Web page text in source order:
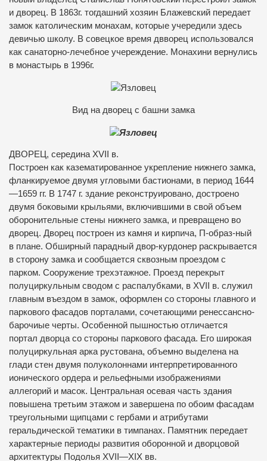
и дворец. В 1863г. тогдашний хозяин Блажевский передает
замок католическим монахам, которые учередили здесь
девичью школу. В совецкое время двворец использовался
как санаторно-лечебное учереждение. Монахини вернулись
в монастырь в 1996г.
Вид на дворец с башни замка
ДВОРЕЦ, середина XVII в.
Построен как казематированное укрепление нижнего замка,
фланкируемое двумя угловыми бастионами, в период 1644
—1659 гг. В 1747 г. здание реконструировано, достроено
двумя боковыми крыльями, включившими в свой объем
оборонительные стены нижнего замка, и превращено во
дворец. Дворец построен из камня и кирпича, П-образ-ный
в плане. Обширный парадный двор-курдонер раскрывается
в сторону замка и сообщается сквозным проездом с
парком. Сооружение трехэтажное. Проезд перекрыт
полуциркульным сводом с распалубками, в XVII в. служил
главным въездом в замок, оформлен со стороны главного и
паркового фасадов порталами, сочетающими ренессансно-
барочиые черты. Особенной пышностью отличается
портал дворца со стороны паркового фасада. Его широкая
полуциркульная арка рустована, объемно выделена на
глади стен двумя полуколоннами интерпретированного
ионического ордера и рельефными изображениями
аллегорий и масок. Центральная осевая часть здания
повышена третьим этажом и завершена по обоим фасадам
треугольными щипцами с гербами и атрибутами
геральдической тематики в тимпанах. Памятник передает
характерные периоды развития оборонной и дворцовой
архитектуры Подолья XVII—XIX вв.